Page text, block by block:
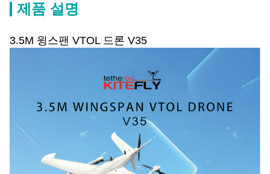
제품 설명
3.5M 윙스팬 VTOL 드론 V35